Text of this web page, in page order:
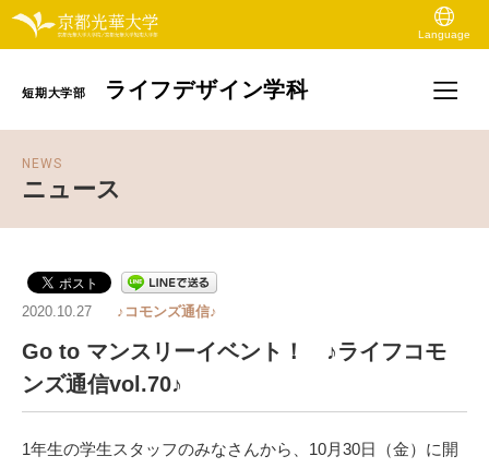
Language
短期大学部 ライフデザイン学科
NEWS
ニュース
2020.10.27 ♪コモンズ通信♪
Go to マンスリーイベント！ ♪ライフコモ
ンズ通信vol.70♪
1年生の学生スタッフのみなさんから
10月30日（金）に開